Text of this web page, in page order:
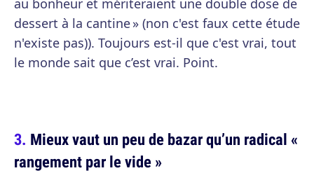
au bonheur et mériteraient une double dose de
dessert à la cantine » (non c'est faux cette étude
n'existe pas)). Toujours est-il que c'est vrai, tout
le monde sait que c’est vrai. Point.
Mieux vaut un peu de bazar qu’un radical «
rangement par le vide »